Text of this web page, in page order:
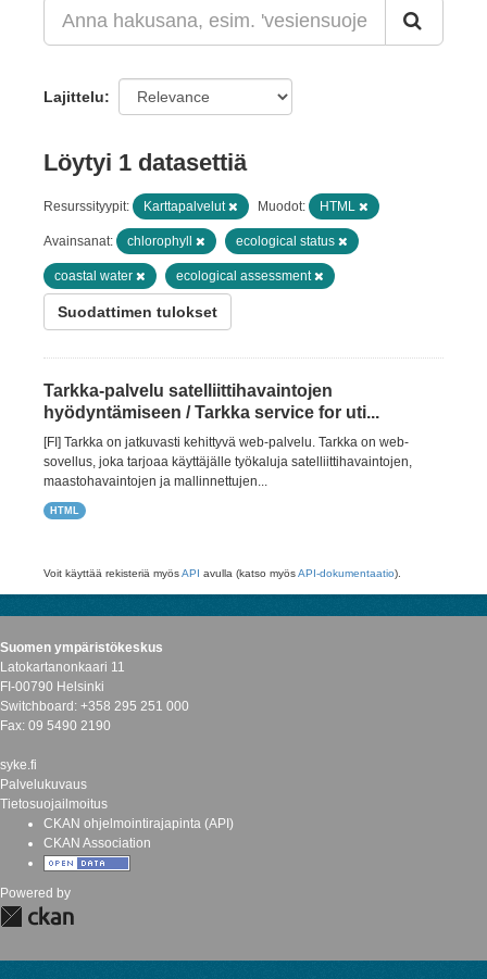
Lajittelu
Löytyi 1 datasettiä
Resurssityypit: Karttapalvelut Muodot: HTML
Avainsanat: chlorophyll ecological status
coastal water ecological assessment
Suodattimen tulokset
Tarkka-palvelu satelliittihavaintojen
hyödyntämiseen / Tarkka service for uti...
[FI] Tarkka on jatkuvasti kehittyvä web-palvelu. Tarkka on web-
sovellus, joka tarjoaa käyttäjälle työkaluja satelliittihavaintojen,
maastohavaintojen ja mallinnettujen...
HTML
Voit käyttää rekisteriä myösAPI avulla (katso myösAPI-dokumentaatio).
Suomen ympäristökeskus
Latokartanonkaari 11
FI-00790 Helsinki
Switchboard: +358 295 251 000
Fax: 09 5490 2190
syke.fi
Palvelukuvaus
Tietosuojailmoitus
CKAN ohjelmointirajapinta (API)
CKAN Association
Powered by